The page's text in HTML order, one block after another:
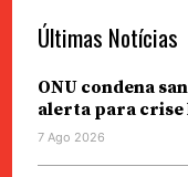
Últimas Notícias
ONU condena
alerta para
7 Ago 2026